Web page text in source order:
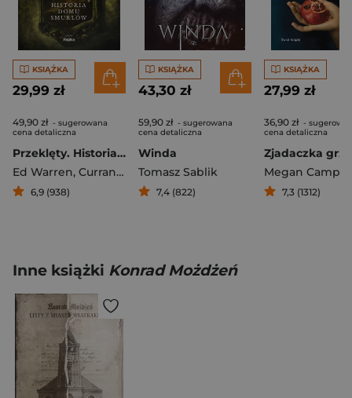
KSIĄŻKA
29,99 zł
49,90 zł - sugerowana
cena detaliczna
Przeklęty. Historia domu Smurlów
Ed Warren, Curran Robert ,Smurl Jack Smurl Janet
6,9 (938)
KSIĄŻKA
43,30 zł
59,90 zł - sugerowana
cena detaliczna
Winda
Tomasz Sablik
7,4 (822)
KSIĄŻKA
27,99 zł
36,90 zł -
cena detaliczna
Megan Campisi
7,3 (1312)
Inne książki Konrad Możdżeń